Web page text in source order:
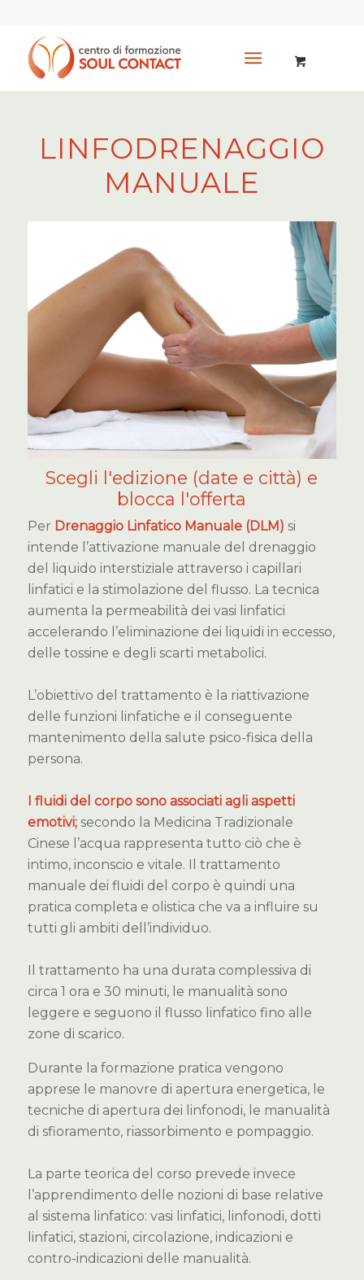
LINFODRENAGGIO
MANUALE
Scegli l'edizione (date e città) e
blocca l'offerta
Per Drenaggio Linfatico Manuale (DLM) si
intende l’attivazione manuale del drenaggio
del liquido interstiziale attraverso i capillari
linfatici e la stimolazione del flusso. La tecnica
aumenta la permeabilità dei vasi linfatici
accelerando l’eliminazione dei liquidi in eccesso,
delle tossine e degli scarti metabolici.
L’obiettivo del trattamento è la riattivazione
delle funzioni linfatiche e il conseguente
mantenimento della salute psico-fisica della
persona.
I fluidi del corpo sono associati agli aspetti
emotivi;secondo la Medicina Tradizionale
Cinese l’acqua rappresenta tutto ciò che è
intimo, inconscio e vitale. Il trattamento
manuale dei fluidi del corpo è quindi una
pratica completa e olistica che va a influire su
tutti gli ambiti dell’individuo.
Il trattamento ha una durata complessiva di
circa 1 ora e 30 minuti, le manualità sono
leggere e seguono il flusso linfatico fino alle
zone di scarico.
Durante la formazione pratica vengono
apprese le manovre di apertura energetica, le
tecniche di apertura dei linfonodi, le manualità
di sfioramento, riassorbimento e pompaggio.
La parte teorica del corso prevede invece
l’apprendimento delle nozioni di base relative
al sistema linfatico: vasi linfatici, linfonodi, dotti
linfatici, stazioni, circolazione, indicazioni e
contro-indicazioni delle manualità.